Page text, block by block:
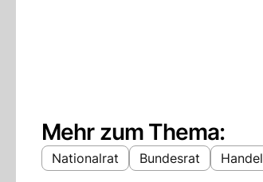
Mehr zum Thema:
Nationalrat Bundesrat Handel